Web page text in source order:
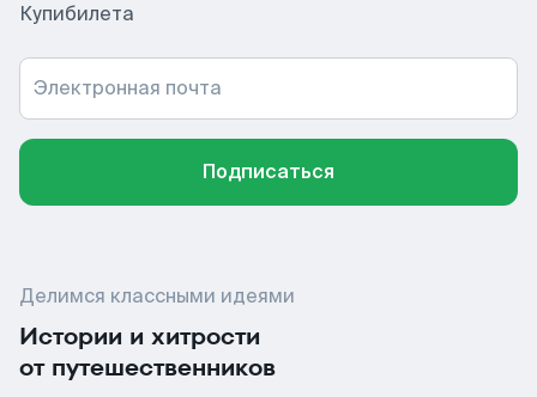
Купибилета
Электронная почта
Подписаться
Делимся классными идеями
Истории и хитрости
от путешественников